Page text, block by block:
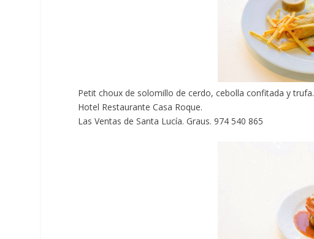
Petit choux de solomillo de cerdo, cebolla confitada y trufa.
Hotel Restaurante Casa Roque.
Las Ventas de Santa Lucía. Graus. 974 540 865